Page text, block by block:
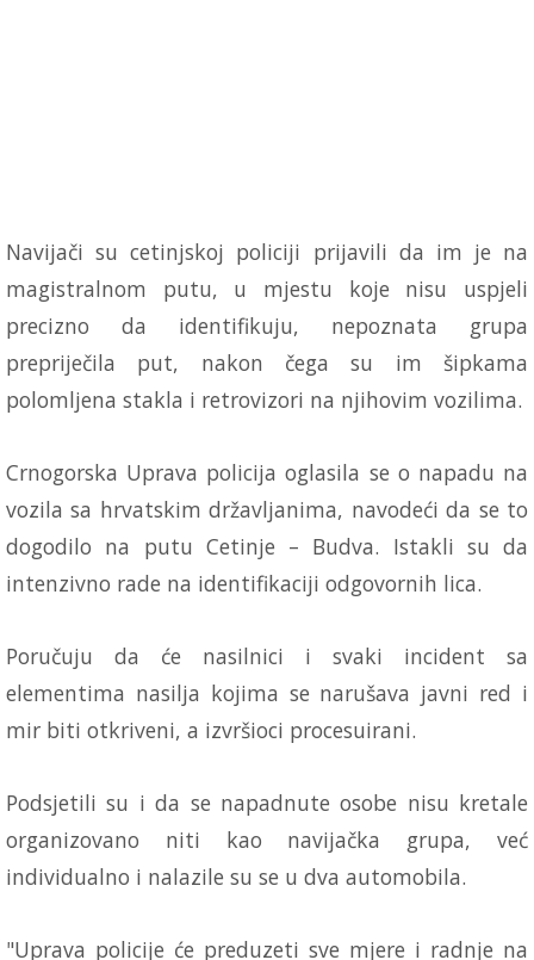
Navijači su cetinjskoj policiji prijavili da im je na
magistralnom putu, u mjestu koje nisu uspjeli
precizno da identifikuju, nepoznata grupa
prepriječila put, nakon čega su im šipkama
polomljena stakla i retrovizori na njihovim vozilima.
Crnogorska Uprava policija oglasila se o napadu na
vozila sa hrvatskim državljanima, navodeći da se to
dogodilo na putu Cetinje – Budva. Istakli su da
intenzivno rade na identifikaciji odgovornih lica.
Poručuju da će nasilnici i svaki incident sa
elementima nasilja kojima se narušava javni red i
mir biti otkriveni, a izvršioci procesuirani.
Podsjetili su i da se napadnute osobe nisu kretale
organizovano niti kao navijačka grupa, već
individualno i nalazile su se u dva automobila.
"Uprava policije će preduzeti sve mjere i radnje na